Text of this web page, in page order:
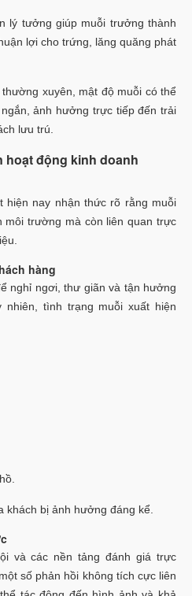
lý tưởng giúp muỗi trưởng thành
lợi cho trứng, lăng quăng phát
xuyên, mật độ muỗi có thể
ảnh hưởng trực tiếp đến trải
lưu trú.
hoạt động kinh doanh
hiện nay nhận thức rõ rằng muỗi
môi trường mà còn liên quan trực
hàng
nghỉ ngơi, thư giãn và tận hưởng
nhiên, tình trạng muỗi xuất hiện
khách bị ảnh hưởng đáng kể.
và các nền tảng đánh giá trực
số phản hồi không tích cực liên